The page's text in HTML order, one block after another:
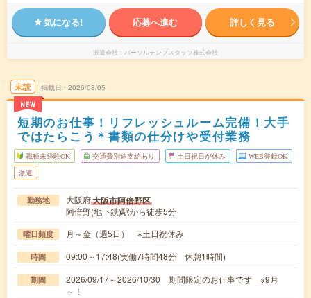
気になる! 応募へ進む 詳しく見る
派遣会社 パーソルテンプスタッフ株式会社
未読
NEW
掲載日 2026/08/05
短期のお仕事！リフレッシュルーム完備！大手
ではたらこう＊書類の仕分けや受付業務
職種未経験OK 交通費別途支給あり 土日祝日が休み WEB登録OK
派遣
勤務地 大阪府大阪市阿倍野区
阿倍野(地下鉄)駅から徒歩5分
曜日頻度 月～金（週5日） ※土日祝休み
時間 09:00～17:48(実働7時間48分 休憩1時間)
期間
2026/09/17～2026/10/30 期間限定のお仕事です ※9月
～！